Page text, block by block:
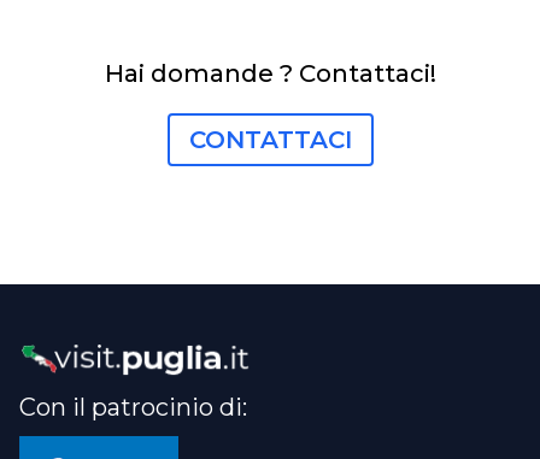
Hai domande ? Contattaci!
CONTATTACI
Con il patrocinio di: